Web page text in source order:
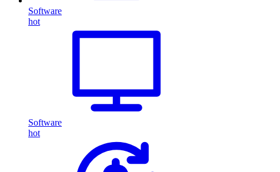
Software
hot
Software
hot